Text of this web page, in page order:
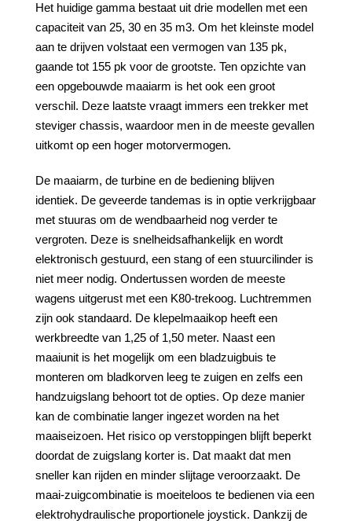
Het huidige gamma bestaat uit drie modellen met een
capaciteit van 25, 30 en 35 m3. Om het kleinste model
aan te drijven volstaat een vermogen van 135 pk,
gaande tot 155 pk voor de grootste. Ten opzichte van
een opgebouwde maaiarm is het ook een groot
verschil. Deze laatste vraagt immers een trekker met
steviger chassis, waardoor men in de meeste gevallen
uitkomt op een hoger motorvermogen.
De maaiarm, de turbine en de bediening blijven
identiek. De geveerde tandemas is in optie verkrijgbaar
met stuuras om de wendbaarheid nog verder te
vergroten. Deze is snelheidsafhankelijk en wordt
elektronisch gestuurd, een stang of een stuurcilinder is
niet meer nodig. Ondertussen worden de meeste
wagens uitgerust met een K80-trekoog. Luchtremmen
zijn ook standaard. De klepelmaaikop heeft een
werkbreedte van 1,25 of 1,50 meter. Naast een
maaiunit is het mogelijk om een bladzuigbuis te
monteren om bladkorven leeg te zuigen en zelfs een
handzuigslang behoort tot de opties. Op deze manier
kan de combinatie langer ingezet worden na het
maaiseizoen. Het risico op verstoppingen blijft beperkt
doordat de zuigslang korter is. Dat maakt dat men
sneller kan rijden en minder slijtage veroorzaakt. De
maai-zuigcombinatie is moeiteloos te bedienen via een
elektrohydraulische proportionele joystick. Dankzij de